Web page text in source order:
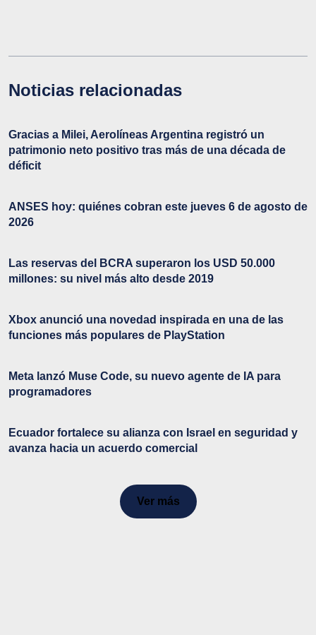
Noticias relacionadas
Gracias a Milei, Aerolíneas Argentina registró un
patrimonio neto positivo tras más de una década de
déficit
ANSES hoy: quiénes cobran este jueves 6 de agosto de
2026
Las reservas del BCRA superaron los USD 50.000
millones: su nivel más alto desde 2019
Xbox anunció una novedad inspirada en una de las
funciones más populares de PlayStation
Meta lanzó Muse Code, su nuevo agente de IA para
programadores
Ecuador fortalece su alianza con Israel en seguridad y
avanza hacia un acuerdo comercial
Ver más